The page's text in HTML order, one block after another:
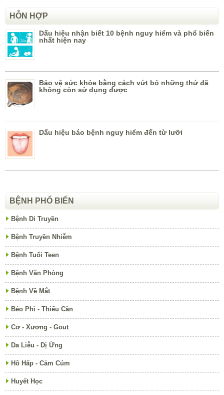
HỖN HỢP
Dấu hiệu nhận biết 10 bệnh nguy hiểm và phổ biến
nhất hiện nay
Bảo vệ sức khỏe bằng cách vứt bỏ những thứ đã
không còn sử dụng được
Dấu hiệu báo bệnh nguy hiểm đến từ lưỡi
BỆNH PHỔ BIẾN
Bệnh Di Truyền
Bệnh Truyền Nhiễm
Bệnh Tuổi Teen
Bệnh Văn Phòng
Bệnh Về Mắt
Béo Phì - Thiếu Cân
Cơ - Xương - Gout
Da Liễu - Dị Ứng
Hô Hấp - Cảm Cúm
Huyết Học